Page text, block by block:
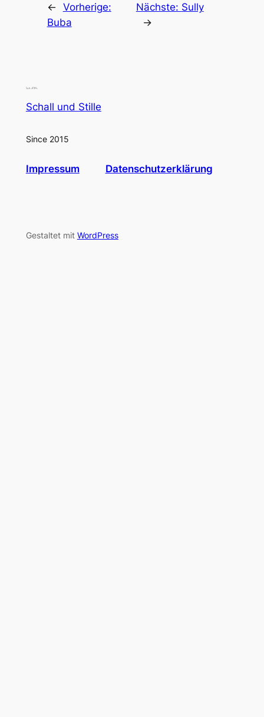
← Vorherige:
Buba
Nächste: Sully
→
Schall und Stille
Since 2015
Impressum Datenschutzerklärung
Gestaltet mit WordPress